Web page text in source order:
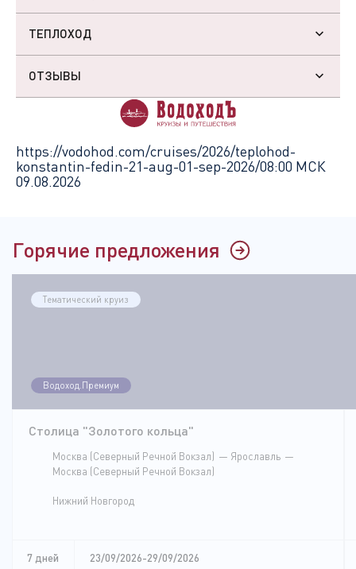
ТЕПЛОХОД
ОТЗЫВЫ
https://vodohod.com/cruises/2026/teplohod-
konstantin-fedin-21-aug-01-sep-2026/08:00 МСК
09.08.2026
Горячие предложения
Тематический круиз
Водоход.Премиум
Столица "Золотого кольца"
Москва (Северный Речной Вокзал)
Ярославль
Москва (Северный Речной Вокзал)
Нижний Новгород
7 дней 23/09/2026-29/09/2026